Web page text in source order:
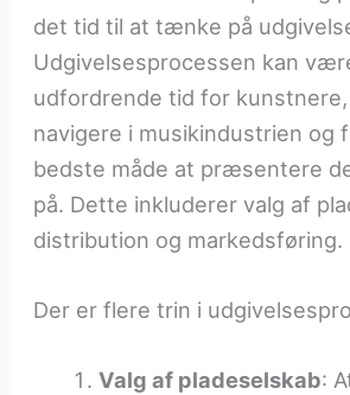
det tid til at tænke på
Udgivelsesprocessen kan
udfordrende tid for kunstnere,
navigere i musikindustrien og
bedste måde at præsentere
på. Dette inkluderer valg af
distribution og markedsføring.
Der er flere trin i
Valg af pladeselskab: